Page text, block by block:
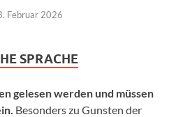
Februar 2026
SPRACHE
gelesen werden und müssen
Besonders zu Gunsten der